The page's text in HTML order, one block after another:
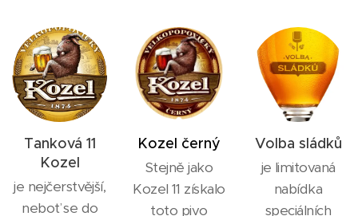
Tanková 11
Kozel
je nejčerstvější,
neboť se do
Kozel černý
Stejně jako
Kozel 11 získalo
toto pivo
Volba sládků
je limitovaná
nabídka
speciálních